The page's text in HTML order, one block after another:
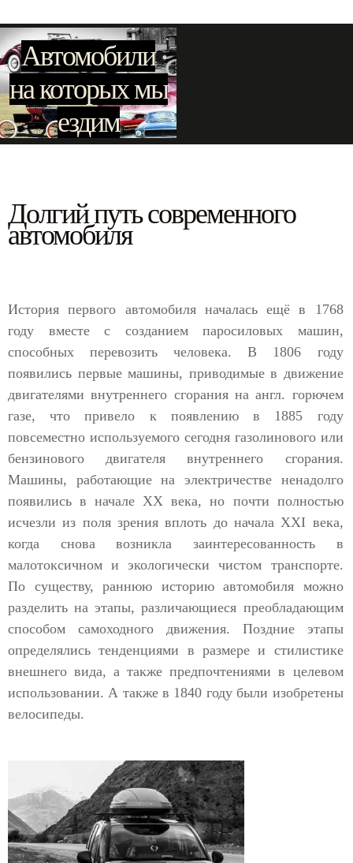
Автомобили
на которых мы
ездим
Долгий путь современного
автомобиля
История первого автомобиля началась ещё в 1768
году вместе с созданием паросиловых машин,
способных перевозить человека. В 1806 году
появились первые машины, приводимые в движение
двигателями внутреннего сгорания на англ. горючем
газе, что привело к появлению в 1885 году
повсеместно используемого сегодня газолинового или
бензинового двигателя внутреннего сгорания.
Машины, работающие на электричестве ненадолго
появились в начале XX века, но почти полностью
исчезли из поля зрения вплоть до начала XXI века,
когда снова возникла заинтересованность в
малотоксичном и экологически чистом транспорте.
По существу, раннюю историю автомобиля можно
разделить на этапы, различающиеся преобладающим
способом самоходного движения. Поздние этапы
определялись тенденциями в размере и стилистике
внешнего вида, а также предпочтениями в целевом
использовании. А также в 1840 году были изобретены
велосипеды.